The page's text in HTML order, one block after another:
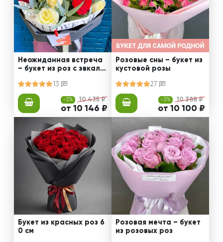
Неожиданная встреча
– букет из роз с эвкали
13
-3% 10 435 ₽
от 10 146 ₽
Розовые сны – букет из
кустовой розы
27
-3% 10 388 ₽
от 10 100 ₽
Букет из красных роз 6
0 см
Розовая мечта – букет
из розовых роз